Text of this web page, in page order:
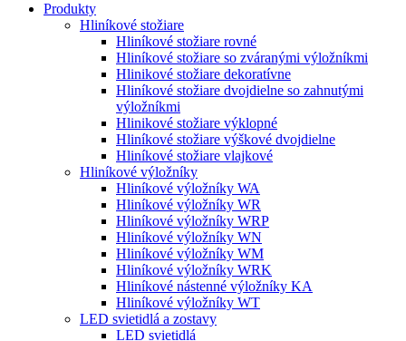
Produkty
Hliníkové stožiare
Hliníkové stožiare rovné
Hliníkové stožiare so zváranými výložníkmi
Hlinikové stožiare dekoratívne
Hliníkové stožiare dvojdielne so zahnutými
výložníkmi
Hlinikové stožiare výklopné
Hliníkové stožiare výškové dvojdielne
Hliníkové stožiare vlajkové
Hliníkové výložníky
Hliníkové výložníky WA
Hliníkové výložníky WR
Hliníkové výložníky WRP
Hliníkové výložníky WN
Hliníkové výložníky WM
Hliníkové výložníky WRK
Hliníkové nástenné výložníky KA
Hliníkové výložníky WT
LED svietidlá a zostavy
LED svietidlá